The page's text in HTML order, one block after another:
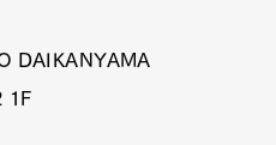
DAIKANYAMA
1F